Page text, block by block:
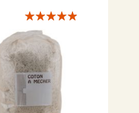
Évaluation:
9/10